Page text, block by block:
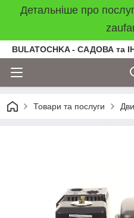
Детальніше про
BULATOCHKA - САДОВА та
Товари та послуги